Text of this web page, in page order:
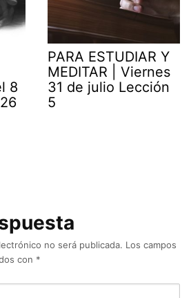
8
PARA ESTUDIAR Y
MEDITAR | Viernes
31 de julio Lección
5
no será publicada. Los campos
con *